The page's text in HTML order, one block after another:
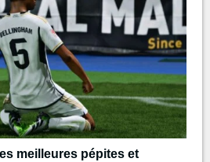
meilleures pépites et